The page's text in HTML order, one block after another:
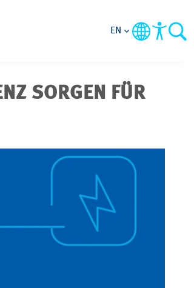
EN
SORGEN FÜR